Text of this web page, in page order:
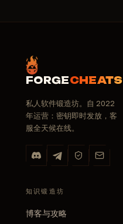
FORGECHEATS
私人软件锻造坊。自 2022
年运营：密钥即时发放，客
服全天候在线。
知识锻造坊
博客与攻略